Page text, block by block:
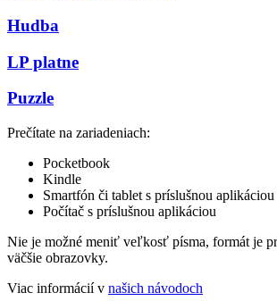
Hudba
LP platne
Puzzle
Prečítate na zariadeniach:
Pocketbook
Kindle
Smartfón či tablet s príslušnou aplikáciou
Počítač s príslušnou aplikáciou
Nie je možné meniť veľkosť písma, formát je
väčšie obrazovky.
Viac informácií v našich návodoch